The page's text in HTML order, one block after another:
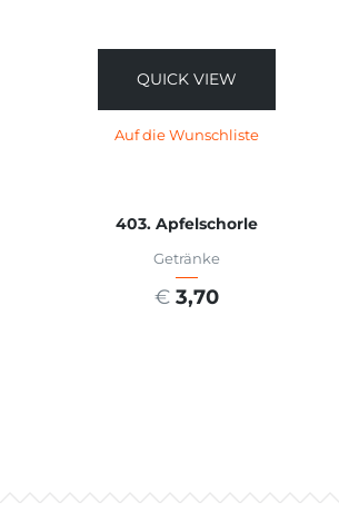
QUICK VIEW
Auf die Wunschliste
403. Apfelschorle
Getränke
€ 3,70